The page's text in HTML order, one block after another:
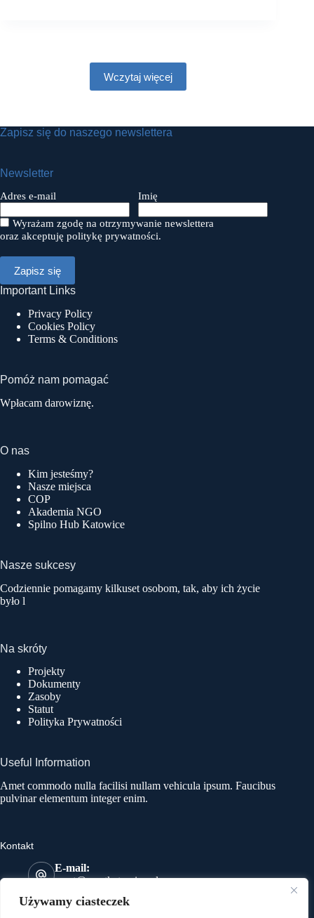
Używamy ciasteczek
Wczytaj więcej
Zapisz się do naszego newslettera
Newsletter
Adres e-mail Imię
Wyrażam zgodę na otrzymywanie newslettera
oraz akceptuję politykę prywatności.
Important Links
Privacy Policy
Cookies Policy
Terms & Conditions
Pomóż nam pomagać
Wpłacam darowiznę.
O nas
Kim jesteśmy?
Nasze miejsca
COP
Akademia NGO
Spilno Hub Katowice
Nasze sukcesy
Codziennie pomagamy kilkuset osobom, tak, aby ich życie
było l
Na skróty
Projekty
Dokumenty
Zasoby
Statut
Polityka Prywatności
Useful Information
Amet commodo nulla facilisi nullam vehicula ipsum. Faucibus
pulvinar elementum integer enim.
Kontakt
E-mail:
most@mostkatowice.pl
Telefon:
533 641 591